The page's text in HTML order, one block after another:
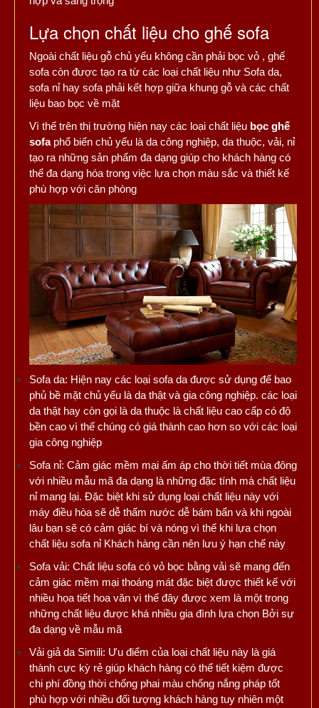
Lựa chọn chất liệu cho ghế sofa
Ngoài chất liệu gỗ chủ yếu không cần phải bọc vỏ , ghế
sofa còn được tạo ra từ các loại chất liệu như Sofa da,
sofa nỉ hay sofa phải kết hợp giữa khung gỗ và các chất
liệu bao bọc về mặt
Vì thế trên thị trường hiện nay các loại chất liệu bọc ghế
sofaphổ biến chủ yếu là da công nghiệp, da thuộc, vải, nỉ
tạo ra những sản phẩm đa dạng giúp cho khách hàng có
thể đa dạng hóa trong việc lựa chọn màu sắc và thiết kế
phù hợp với căn phòng
Sofa da: Hiện nay các loại sofa da được sử dụng để bao
phủ bề mặt chủ yếu là da thật và gia công nghiệp. các loại
da thật hay còn gọi là da thuộc là chất liệu cao cấp có độ
bền cao vì thế chúng có giá thành cao hơn so với các loại
gia công nghiệp
Sofa nỉ: Cảm giác mềm mại ấm áp cho thời tiết mùa đông
với nhiều mẫu mã đa dạng là những đặc tính mà chất liệu
nỉ mang lại. Đặc biệt khi sử dụng loại chất liệu này với
máy điều hòa sẽ dễ thấm nước dễ bám bẩn và khi ngoài
lâu bạn sẽ có cảm giác bí và nóng vì thế khi lựa chọn
chất liệu sofa nỉ Khách hàng cần nên lưu ý hạn chế này
Sofa vải: Chất liệu sofa có vỏ bọc bằng vải sẽ mang đến
cảm giác mềm mại thoáng mát đặc biệt được thiết kế với
nhiều họa tiết hoa văn vì thế đây được xem là một trong
những chất liệu được khá nhiều gia đình lựa chọn Bởi sự
đa dạng về mẫu mã
Vải giả da Simili: Ưu điểm của loại chất liệu này là giá
thành cực kỳ rẻ giúp khách hàng có thể tiết kiệm được
chi phí đồng thời chống phai màu chống nắng pháp tốt
phù hợp với nhiều đối tượng khách hàng tuy nhiên một